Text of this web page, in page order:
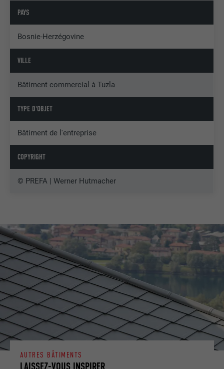
PAYS
Bosnie-Herzégovine
VILLE
Bâtiment commercial à Tuzla
TYPE D'OBJET
Bâtiment de l'entreprise
COPYRIGHT
© PREFA | Werner Hutmacher
AUTRES BÂTIMENTS